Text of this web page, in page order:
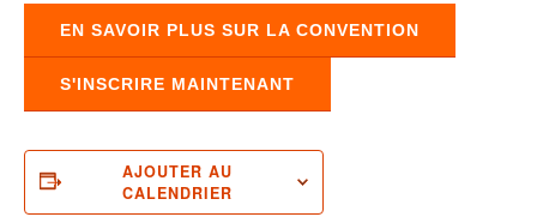
EN SAVOIR PLUS SUR LA CONVENTION
S'INSCRIRE MAINTENANT
AJOUTER AU
CALENDRIER